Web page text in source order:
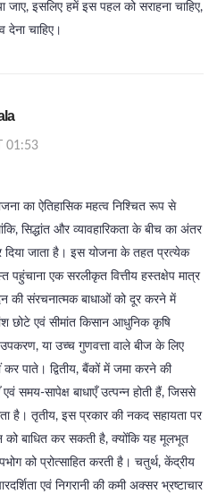
जाए, इसलिए हमें इस पहल को सराहना चाहिए,
चाहिए।
01:53
का ऐतिहासिक महत्व निश्चित रूप से
सिद्धांत और व्यावहारिकता के बीच का अंतर
दिया जाता है। इस योजना के तहत प्रत्येक
पहुंचाना एक सरलीकृत वित्तीय हस्तक्षेप मात्र
की संरचनात्मक बाधाओं को दूर करने में
छोटे एवं सीमांत किसान आधुनिक कृषि
या उच्च गुणवत्ता वाले बीज के लिए
पाते। द्वितीय, बैंकों में जमा करने की
समय‑सापेक्ष बाधाएँ उत्पन्न होती हैं, जिससे
है। तृतीय, इस प्रकार की नकद सहायता पर
को बाधित कर सकती है, क्योंकि यह मूलभूत
को प्रोत्साहित करती है। चतुर्थ, केंद्रीय
एवं निगरानी की कमी अक्सर भ्रष्टाचार